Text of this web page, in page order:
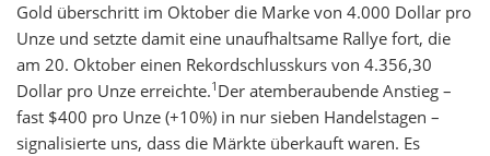
Gold überschritt im Oktober die Marke von 4.000 Dollar pro
Unze und setzte damit eine unaufhaltsame Rallye fort, die
am 20. Oktober einen Rekordschlusskurs von 4.356,30
Dollar pro Unze erreichte.1 Der atemberaubende Anstieg –
fast $400 pro Unze (+10%) in nur sieben Handelstagen –
signalisierte uns, dass die Märkte überkauft waren. Es